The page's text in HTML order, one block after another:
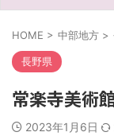
HOME > 中部地方 >
長野県
常楽寺美術
2023年1月6日